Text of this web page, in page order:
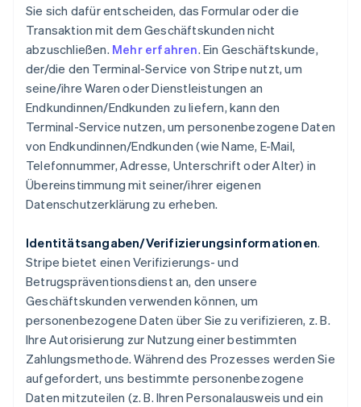
Sie sich dafür entscheiden, das Formular oder die
Transaktion mit dem Geschäftskunden nicht
abzuschließen. Mehr erfahren. Ein Geschäftskunde,
der/die den Terminal-Service von Stripe nutzt, um
seine/ihre Waren oder Dienstleistungen an
Endkundinnen/Endkunden zu liefern, kann den
Terminal-Service nutzen, um personenbezogene Daten
von Endkundinnen/Endkunden (wie Name, E-Mail,
Telefonnummer, Adresse, Unterschrift oder Alter) in
Übereinstimmung mit seiner/ihrer eigenen
Datenschutzerklärung zu erheben.
Identitätsangaben/Verifizierungsinformationen.
Stripe bietet einen Verifizierungs- und
Betrugspräventionsdienst an, den unsere
Geschäftskunden verwenden können, um
personenbezogene Daten über Sie zu verifizieren, z. B.
Ihre Autorisierung zur Nutzung einer bestimmten
Zahlungsmethode. Während des Prozesses werden Sie
aufgefordert, uns bestimmte personenbezogene
Daten mitzuteilen (z. B. Ihren Personalausweis und ein